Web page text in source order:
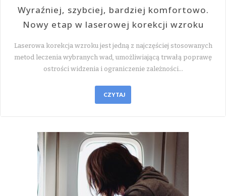
Wyraźniej, szybciej, bardziej komfortowo.
Nowy etap w laserowej korekcji wzroku
Laserowa korekcja wzroku jest jedną z najczęściej stosowanych
metod leczenia wybranych wad, umożliwiającą trwałą poprawę
ostrości widzenia i ograniczenie zależności…
CZYTAJ